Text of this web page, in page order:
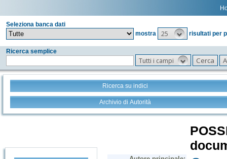
Seleziona banca dati
mostra
25 risultati per
Ricerca semplice
Tutti i campi
Ricerca su indici
Archivio di Autorità